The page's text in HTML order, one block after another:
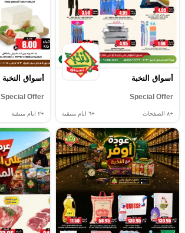
أسواق النخبة
Special Offer
+٨ الصفحات +٦ ايام متبقية
أسواق النخبة
Special Offer
+٢ ايام متبقية